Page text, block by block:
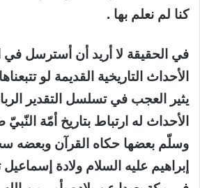
كنا لم نعلم بها .
في الحقيقة لا أريد أن أسترسل في
الأحداث التاريخية القديمة لو
يثير العجب في تسلسل التقدير
الأحداث له ارتباط بتاريخ أمّة
وسلّم بعضها حكاه القرآن وبعضه
إبراهيم عليه السلام ولادة إسماعيل